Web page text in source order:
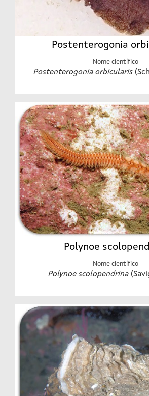
Postenterogonia
Nome científico
Postenterogonia orbicularis
Polynoe
Nome científico
Polynoe scolopendrina